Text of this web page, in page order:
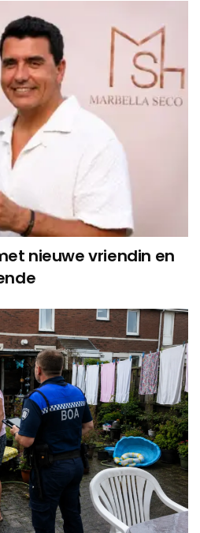
nieuwe vriendin en